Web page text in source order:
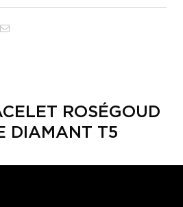
ROSÉGOUD
DIAMANT T5